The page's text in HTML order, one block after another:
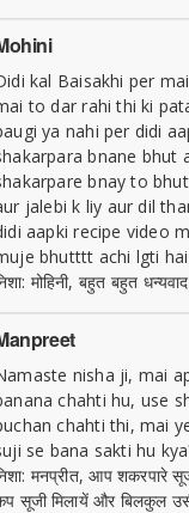
kal Baisakhi per
to dar rahi thi ki
ya nahi per didi
bnane bhut
bnay to
jalebi k liy aur dil
aapki recipe video
bhutttt achi lgti
मोहिनी, बहुत बहुत
nisha ji, mai
chahti hu, use
chahti thi, mai
se bana sakti hu
मनप्रीत, आप
सूजी मिलायें और बिलकुल